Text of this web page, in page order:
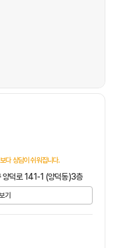
다 상담이 쉬워집니다.
덕로 141-1 (양덕동)3층
기